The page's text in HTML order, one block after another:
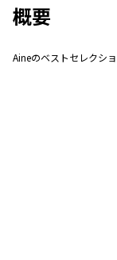
概要
Aineのベストセレクシ